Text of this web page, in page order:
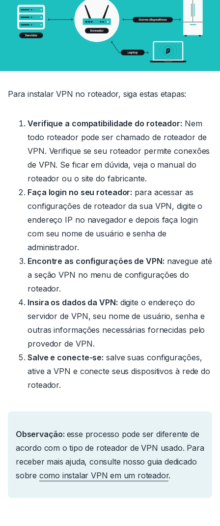
Para instalar VPN no roteador, siga estas etapas:
Verifique a compatibilidade do roteador: Nem
todo roteador pode ser chamado de roteador de
VPN. Verifique se seu roteador permite conexões
de VPN. Se ficar em dúvida, veja o manual do
roteador ou o site do fabricante.
Faça login no seu roteador: para acessar as
configurações de roteador da sua VPN, digite o
endereço IP no navegador e depois faça login
com seu nome de usuário e senha de
administrador.
Encontre as configurações de VPN: navegue até
a seção VPN no menu de configurações do
roteador.
Insira os dados da VPN: digite o endereço do
servidor de VPN, seu nome de usuário, senha e
outras informações necessárias fornecidas pelo
provedor de VPN.
Salve e conecte-se: salve suas configurações,
ative a VPN e conecte seus dispositivos à rede do
roteador.
Observação: esse processo pode ser diferente de
acordo com o tipo de roteador de VPN usado. Para
receber mais ajuda, consulte nosso guia dedicado
sobre como instalar VPN em um roteador.